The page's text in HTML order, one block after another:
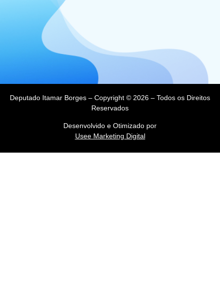
Deputado Itamar Borges – Copyright © 2026 – Todos os Direitos
Reservados
Desenvolvido e Otimizado por
Usee Marketing Digital